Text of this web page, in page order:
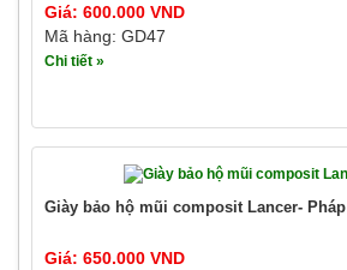
Giá: 600.000 VND
Mã hàng: GD47
Chi tiết »
Giày bảo hộ mũi composit Lancer- Pháp
Giá: 650.000 VND